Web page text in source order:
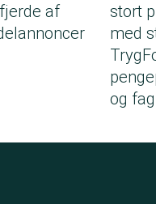
af
stort
med
og